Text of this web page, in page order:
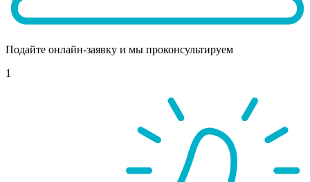
Подайте онлайн-заявку и мы проконсультируем
1